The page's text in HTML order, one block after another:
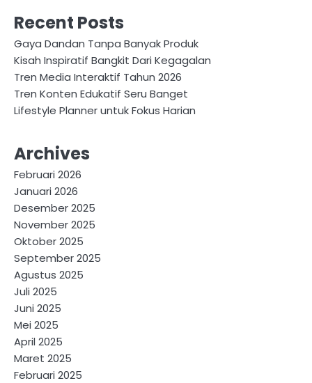
Recent Posts
Gaya Dandan Tanpa Banyak Produk
Kisah Inspiratif Bangkit Dari Kegagalan
Tren Media Interaktif Tahun 2026
Tren Konten Edukatif Seru Banget
Lifestyle Planner untuk Fokus Harian
Archives
Februari 2026
Januari 2026
Desember 2025
November 2025
Oktober 2025
September 2025
Agustus 2025
Juli 2025
Juni 2025
Mei 2025
April 2025
Maret 2025
Februari 2025